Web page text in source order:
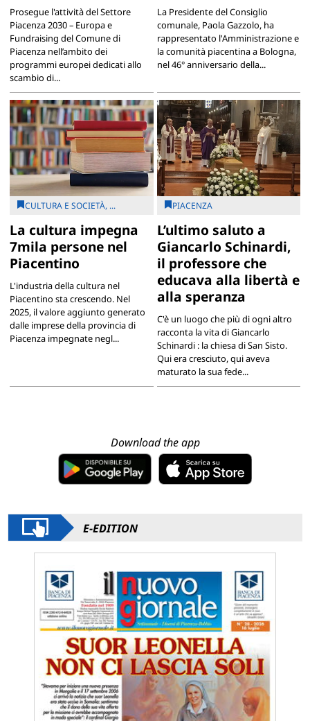
Prosegue l'attività del Settore
Piacenza 2030 – Europa e
Fundraising del Comune di
Piacenza nell’ambito dei
programmi europei dedicati allo
scambio di...
La Presidente del Consiglio
comunale, Paola Gazzolo, ha
rappresentato l'Amministrazione e
la comunità piacentina a Bologna,
nel 46° anniversario della...
CULTURA E SOCIETÀ, ...
La cultura impegna
7mila persone nel
Piacentino
L'industria della cultura nel
Piacentino sta crescendo. Nel
2025, il valore aggiunto generato
dalle imprese della provincia di
Piacenza impegnate negl...
PIACENZA
L’ultimo saluto a
Giancarlo Schinardi,
il professore che
educava alla libertà e
alla speranza
C'è un luogo che più di ogni altro
racconta la vita di Giancarlo
Schinardi : la chiesa di San Sisto.
Qui era cresciuto, qui aveva
maturato la sua fede...
Download the app
E-EDITION